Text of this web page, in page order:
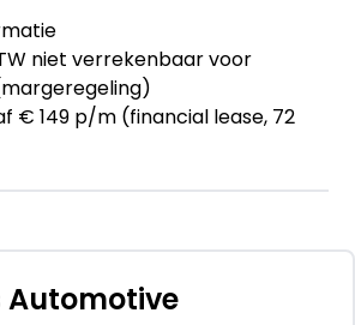
niet verrekenbaar voor
€ 149 p/m (financial lease, 72
(€ 1.000): Carvendo
maanden.: 12.000 Km
12 maanden garantie. Het
Automotive